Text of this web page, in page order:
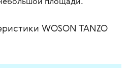
WOSON TANZO